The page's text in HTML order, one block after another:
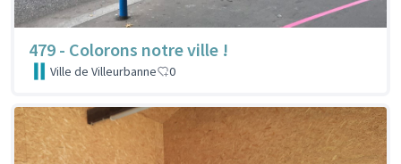
479 - Colorons notre ville !
Ville de Villeurbanne 0